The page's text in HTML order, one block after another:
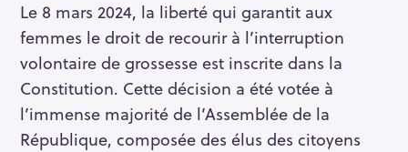
Le 8 mars 2024, la liberté qui garantit aux
femmes le droit de recourir à l’interruption
volontaire de grossesse est inscrite dans la
Constitution. Cette décision a été votée à
l’immense majorité de l’Assemblée de la
République, composée des élus des citoyens